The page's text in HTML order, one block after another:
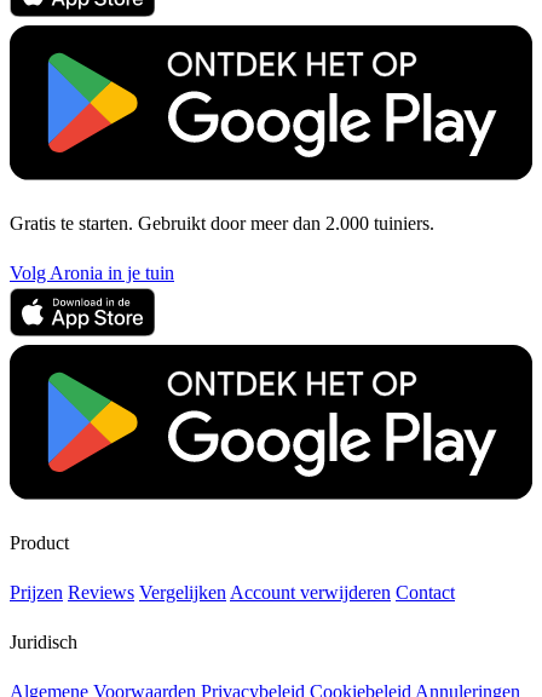
Gratis te starten. Gebruikt door meer dan 2.000 tuiniers.
Volg Aronia in je tuin
Product
Prijzen Reviews Vergelijken Account verwijderen Contact
Juridisch
Algemene Voorwaarden Privacybeleid Cookiebeleid Annuleringen